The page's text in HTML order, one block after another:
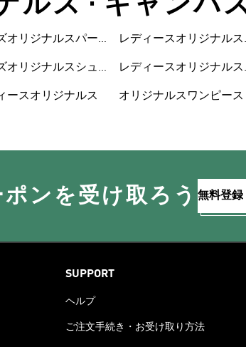
オリジナルスパー
オリジナルスシュ
ースオリジナルス
レディースオリジナルス
レディースオリジナルス
オリジナルスワンピース
ポンを受け取ろう 無料登録
SUPPORT
ヘルプ
ご注文手続き・お受け取り方法